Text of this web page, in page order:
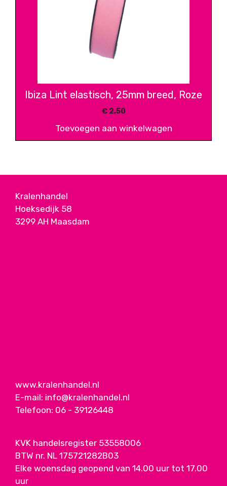
Ibiza Lint elastisch, 25mm breed, Roze
€2,50
Toevoegen aan winkelwagen
Kralenhandel
Hoeksedijk 58
3299 AH Maasdam
www.kralenhandel.nl
E-mail: info@kralenhandel.nl
Telefoon: 06 - 39126448
KVK handelsregister 53558006
BTW nr. NL 175721282B03
Elke woensdag geopend van 14.00 uur tot 17.00
uur